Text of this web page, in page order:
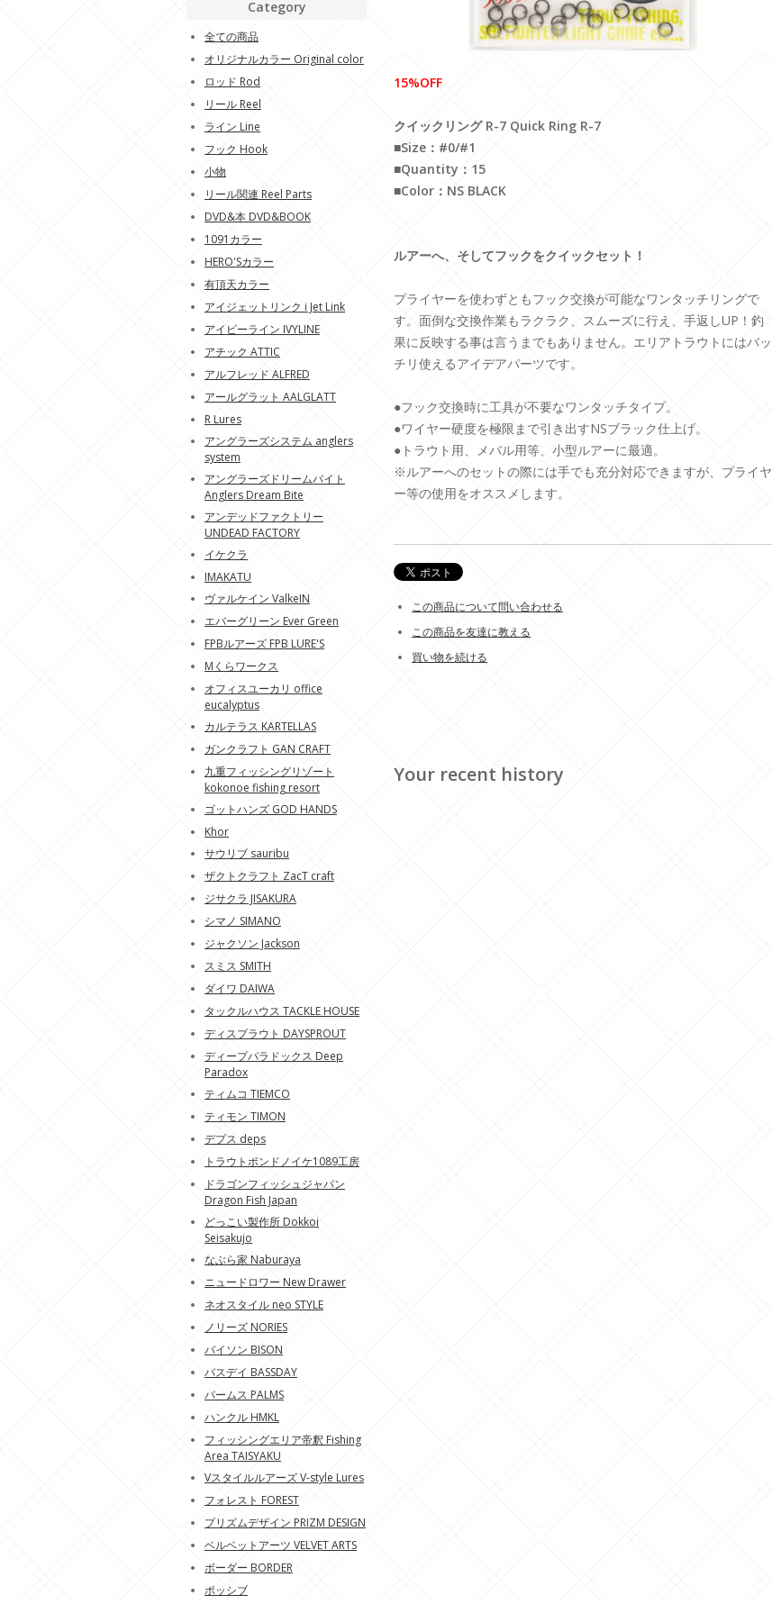
15%OFF
クイックリング R-7 Quick Ring R-7
■Size：#0/#1
■Quantity：15
■Color：NS BLACK
ルアーへ、そしてフックをクイックセット！
プライヤーを使わずともフック交換が可能なワンタッチリングで
す。面倒な交換作業もラクラク、スムーズに行え、手返しUP！釣
果に反映する事は言うまでもありません。エリアトラウトにはバッ
チリ使えるアイデアパーツです。
●フック交換時に工具が不要なワンタッチタイプ。
●ワイヤー硬度を極限まで引き出すNSブラック仕上げ。
●トラウト用、メバル用等、小型ルアーに最適。
※ルアーへのセットの際には手でも充分対応できますが、プライヤ
ー等の使用をオススメします。
この商品について問い合わせる
この商品を友達に教える
買い物を続ける
Your recent history
Category
全ての商品
オリジナルカラー Original color
ロッド Rod
リール Reel
ライン Line
フック Hook
小物
リール関連 Reel Parts
DVD&本 DVD&BOOK
1091カラー
HERO'Sカラー
有頂天カラー
アイジェットリンク i Jet Link
アイビーライン IVYLINE
アチック ATTIC
アルフレッド ALFRED
アールグラット AALGLATT
R Lures
アングラーズシステム anglers
system
アングラーズドリームバイト
Anglers Dream Bite
アンデッドファクトリー
UNDEAD FACTORY
イケクラ
IMAKATU
ヴァルケイン ValkeIN
エバーグリーン Ever Green
FPBルアーズ FPB LURE'S
Mくらワークス
オフィスユーカリ office
eucalyptus
カルテラス KARTELLAS
ガンクラフト GAN CRAFT
九重フィッシングリゾート
kokonoe fishing resort
ゴットハンズ GOD HANDS
Khor
サウリブ sauribu
ザクトクラフト ZacT craft
ジサクラ JISAKURA
シマノ SIMANO
ジャクソン Jackson
スミス SMITH
ダイワ DAIWA
タックルハウス TACKLE HOUSE
ディスプラウト DAYSPROUT
ディープパラドックス Deep
Paradox
ティムコ TIEMCO
ティモン TIMON
デプス deps
トラウトポンドノイケ1089工房
ドラゴンフィッシュジャパン
Dragon Fish Japan
どっこい製作所 Dokkoi
Seisakujo
なぶら家 Naburaya
ニュードロワー New Drawer
ネオスタイル neo STYLE
ノリーズ NORIES
バイソン BISON
バスデイ BASSDAY
パームス PALMS
ハンクル HMKL
フィッシングエリア帝釈 Fishing
Area TAISYAKU
Vスタイルルアーズ V-style Lures
フォレスト FOREST
プリズムデザイン PRIZM DESIGN
ベルベットアーツ VELVET ARTS
ボーダー BORDER
ポッシブ